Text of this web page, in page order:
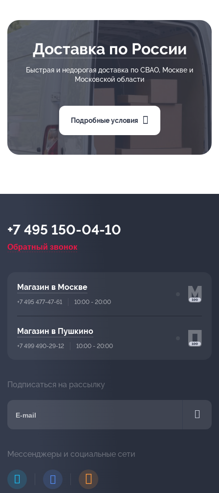
Доставка по России
Быстрая и недорогая доставка по СВАО, Москве и
Московской области
Подробные условия
+7 495 150-04-10
Обратный звонок
Магазин в Москве
+7 495 477-47-61 10:00 - 20:00
Магазин в Пушкино
+7 499 490-29-12 10:00 - 20:00
Подписаться на рассылку
Мессенджеры и социальные сети